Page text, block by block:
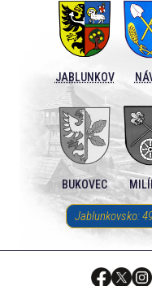
JABLUNKOV
BUKOVEC
Jablunkovsko: